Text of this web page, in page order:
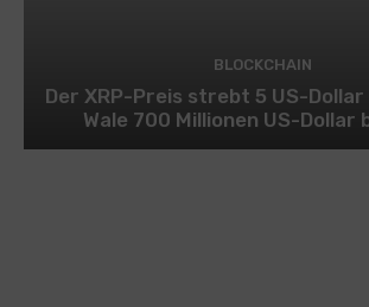
BLOCKCHAIN
Der XRP-Preis strebt 5 US-
Wale 700 Millionen US-Dollar